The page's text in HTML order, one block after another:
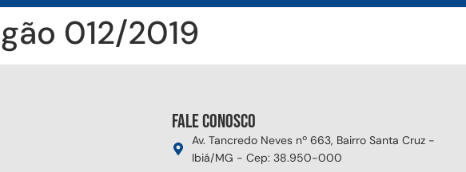
012/2019
Fale conosco
Av. Tancredo Neves nº 663, Bairro Santa Cruz -
Ibiá/MG - Cep: 38.950-000